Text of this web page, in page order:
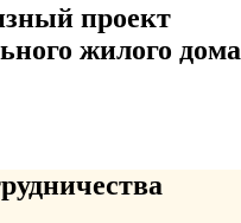
проект
жилого дома